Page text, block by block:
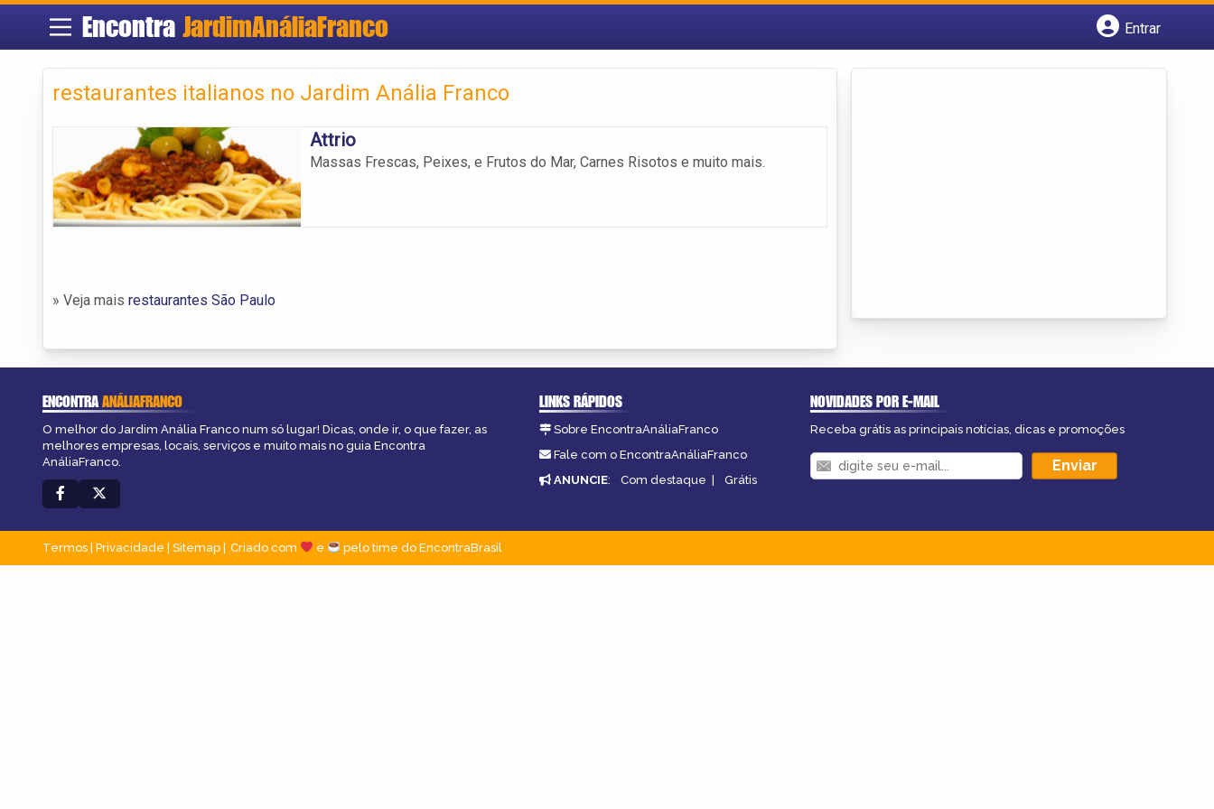
Encontra JardimAnáliaFranco
Entrar
restaurantes italianos no Jardim Anália Franco
Attrio
Massas Frescas, Peixes, e Frutos do Mar, Carnes Risotos e muito mais.
» Veja mais restaurantes São Paulo
ENCONTRAANÁLIAFRANCO
O melhor do Jardim Anália Franco num só lugar! Dicas, onde ir, o que fazer, as
melhores empresas, locais, serviços e muito mais no guia Encontra
AnáliaFranco.
LINKS RÁPIDOS
Sobre EncontraAnáliaFranco
Fale com o EncontraAnáliaFranco
ANUNCIE: Com destaque | Grátis
NOVIDADES POR E-MAIL
Receba grátis as principais notícias, dicas e promoções
Termos | Privacidade | Sitemap Criado com e pelo time do EncontraBrasil